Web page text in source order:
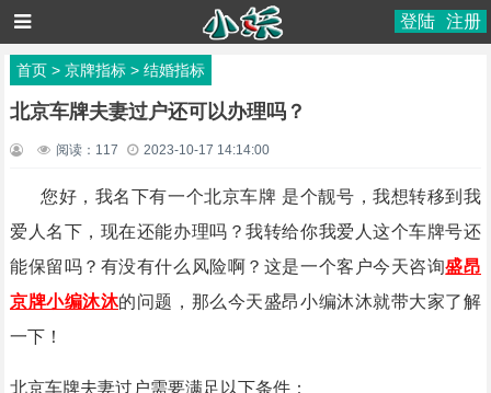
登陆 注册
首页> 京牌指标> 结婚指标
北京车牌夫妻过户还可以办理吗？
阅读： 117 2023-10-17 14:14:00
您好，我名下有一个北京车牌 是个靓号，我想转移到我
爱人名下，现在还能办理吗？我转给你我爱人这个车牌号还
能保留吗？有没有什么风险啊？这是一个客户今天咨询盛昂
京牌小编沐沐的问题，那么今天盛昂小编沐沐就带大家了解
一下！
北京车牌夫妻过户需要满足以下条件：